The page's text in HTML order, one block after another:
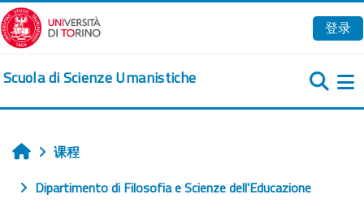
跳到主要内容
登录
Scuola di Scienze Umanistiche
首页课程
Dipartimento di Filosofia e Scienze dell'Educazione